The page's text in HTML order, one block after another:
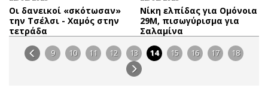
Οι δανεικοί «σκότωσαν»
την Τσέλσι - Χαμός στην
τετράδα
Νίκη ελπίδας για Ομόνοια
29Μ, πισωγύρισμα για
Σαλαμίνα
9 10 11 12 13 14 15 16 17 18